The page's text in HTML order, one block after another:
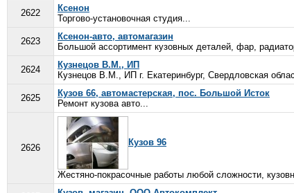
2622
Ксенон
Торгово-установочная студия...
2623
Ксенон-авто, автомагазин
Большой ассортимент кузовных деталей, фар,
2624
Кузнецов В.М., ИП
Кузнецов В.М., ИП г. Екатеринбург, Свердловская
2625
Кузов 66, автомастерская, пос. Большой Исток
Ремонт кузова авто...
2626
Кузов 96
Жестяно-покрасочные работы любой сложности,